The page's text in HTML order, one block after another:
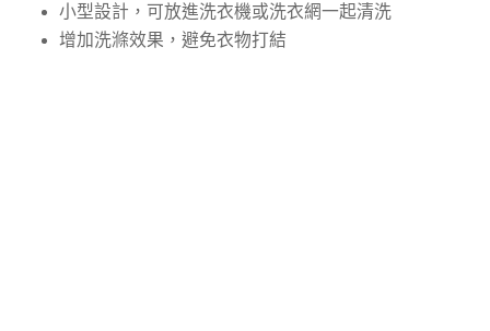
小型設計，可放進洗衣機或洗衣網一起清洗
增加洗滌效果，避免衣物打結